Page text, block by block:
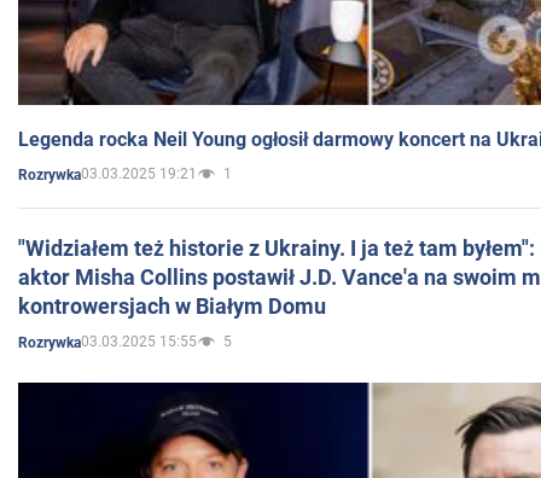
Legenda rocka Neil Young ogłosił darmowy koncert na
Rozrywka03.03.2025 19:21 1
"Widziałem też historie z Ukrainy. I ja też tam
aktor Misha Collins postawił J.D. Vance'a na swoim
kontrowersjach w Białym Domu
Rozrywka03.03.2025 15:55 5